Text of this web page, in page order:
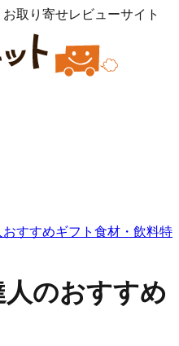
取り寄せレビューサイト
おすすめギフト 食材・飲料特
のおすすめ